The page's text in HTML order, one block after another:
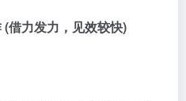
借力发力，见效较快)